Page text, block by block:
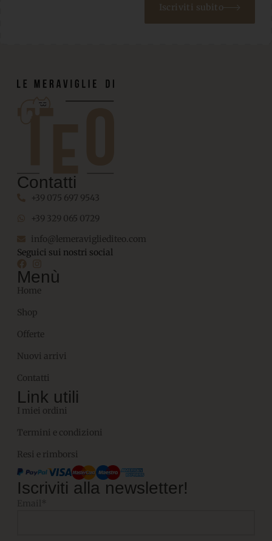
Iscriviti subito
Contatti
+39 075 697 9543
+39 329 065 0729
info@lemeravigliediteo.com
Seguici sui nostri social
Menù
Home
Shop
Offerte
Nuovi arrivi
Contatti
Link utili
I miei ordini
Termini e condizioni
Resi e rimborsi
Iscriviti alla newsletter!